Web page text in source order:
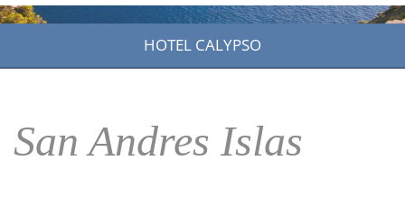
HOTEL CALYPSO
San Andres Islas